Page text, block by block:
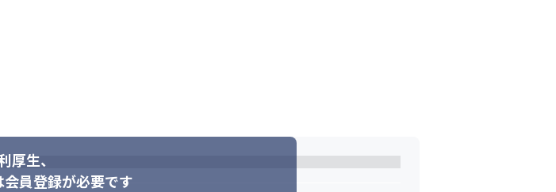
厚生、
員登録が必要です